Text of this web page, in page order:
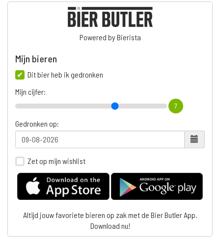
Powered by Bierista
Mijn bieren
Dit bier heb ik gedronken
Mijn cijfer:
7
Gedronken op:
Zet op mijn wishlist
Altijd jouw favoriete bieren op zak met de Bier Butler App.
Download nu!